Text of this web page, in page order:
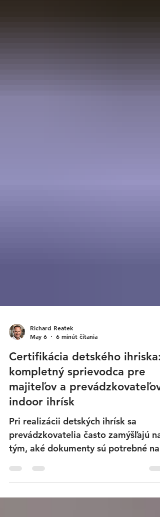
May 6
6 minút čítania
Certifikácia detského ihriska:
kompletný sprievodca pre
majiteľov a prevádzkovateľov
indoor ihrísk
Pri realizácii detských ihrísk sa
prevádzkovatelia často zamýšľajú
tým, aké dokumenty sú potrebné na
ich legálnu a bezpečnú prevádzku.